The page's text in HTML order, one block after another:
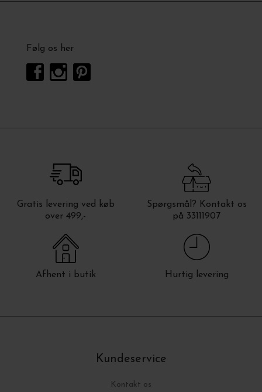
Følg os her
Gratis levering ved køb
over 499,-
Spørgsmål? Kontakt os
på 33111907
Afhent i butik Hurtig levering
Kundeservice
Kontakt os